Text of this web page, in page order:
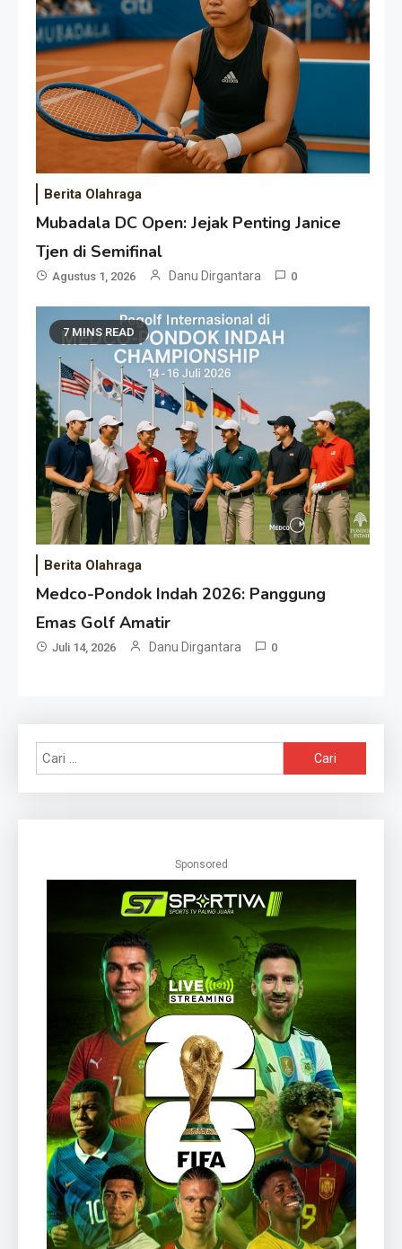
Berita Olahraga
Mubadala DC Open: Jejak Penting Janice
Tjen di Semifinal
Agustus 1, 2026 Danu Dirgantara 0
7 MINS READ
Berita Olahraga
Medco-Pondok Indah 2026: Panggung
Emas Golf Amatir
Juli 14, 2026 Danu Dirgantara 0
untuk:
Sponsored